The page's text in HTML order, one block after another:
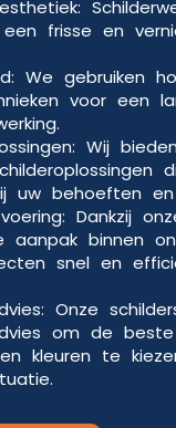
frisse en
We gebruiken
voor een
Wij
uw behoeften
Dankzij
aanpak binnen
snel en
Onze
om de beste
kleuren te